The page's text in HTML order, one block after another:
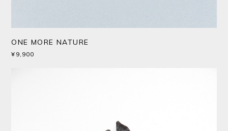
ONE MORE NATURE
¥9,900